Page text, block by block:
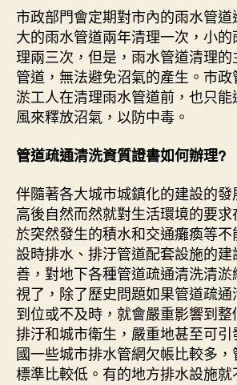
市政部門會定期對市內的雨水管
大的雨水管道兩年清理一次，小
理兩三次，但是，雨水管道清理的
管道，無法避免沼氣的產生。市政
淤工人在清理雨水管道前，也只
風來釋放沼氣，以防中毒。
管道疏通清洗資質證書如何辦理?
伴隨著各大城市城鎮化的建設的
高後自然而然就對生活環境的要
於突然發生的積水和交通癱瘓等
設時排水、排汙管道配套設施的
善，對地下各種管道疏通清洗清
視了，除了歷史問題如果管道疏
到位或不及時，就會嚴重影響到整
排汙和城市衛生，嚴重地甚至可
國一些城市排水管網欠帳比較多
標準比較低。有的地方排水設施